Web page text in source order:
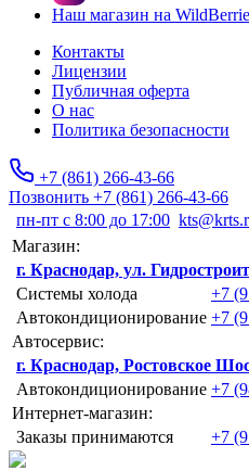
Наш магазин на
Контакты
Лицензии
Публичная оферта
О нас
Политика безопасности
+7 (861) 266-43-66
Позвонить +7 (861) 266-43-66
пн-пт с 8:00 до 17:00
Магазин:
г. Краснодар, ул.
Системы холода
+7
Автокондиционирование +7
Автосервис:
г. Краснодар, Ростовское
Автокондиционирование +7
Интернет-магазин:
Заказы принимаются
+7